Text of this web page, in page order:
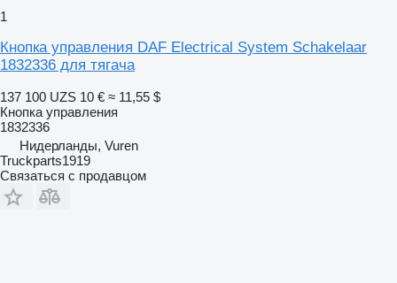
1
Кнопка управления DAF Electrical System Schakelaar
1832336 для тягача
137 100 UZS 10 € ≈ 11,55 $
Кнопка управления
1832336
Нидерланды, Vuren
Truckparts1919
Связаться с продавцом